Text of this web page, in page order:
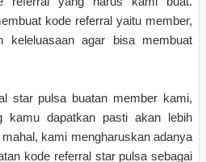
kode referral yaitu member,
keleluasaan agar bisa membuat
star pulsa buatan member kami,
kamu dapatkan pasti akan lebih
kami mengharuskan adanya
kode referral star pulsa sebagai